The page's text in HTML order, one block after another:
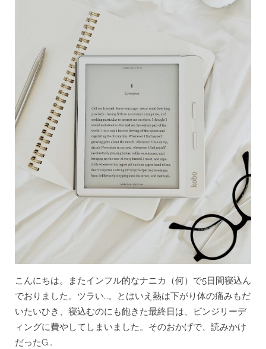
ポ
ッ
ド
キ
ャ
ス
ト
こんにちは。またインフル的なナニカ（何）で5日間寝込ん
でおりました。ツラい…。とはいえ熱は下がり体の痛みもだ
いたいひき、寝込むのにも飽きた最終日は、ビンジリーデ
ィングに費やしてしまいました。そのおかげで、読みかけ
だったG…